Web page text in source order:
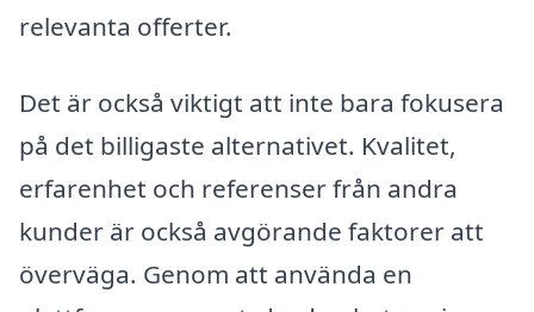
relevanta offerter.
Det är också viktigt att inte bara fokusera
på det billigaste alternativet. Kvalitet,
erfarenhet och referenser från andra
kunder är också avgörande faktorer att
överväga. Genom att använda en